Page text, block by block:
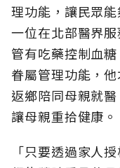
理功能，讓民眾
一位在北部醫界
管有吃藥控制血
眷屬管理功能，
返鄉陪同母親就
讓母親重拾健康。
「只要透過家人